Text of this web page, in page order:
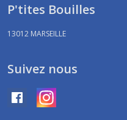
P'tites Bouilles
13012 MARSEILLE
Suivez nous